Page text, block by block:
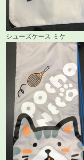
シューズケース ミケ